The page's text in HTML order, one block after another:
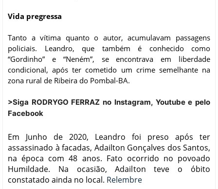
Vida pregressa
Tanto a vítima quanto o autor, acumulavam passagens
policiais. Leandro, que também é conhecido como
“Gordinho” e “Neném”, se encontrava em liberdade
condicional, após ter cometido um crime semelhante na
zona rural de Ribeira do Pombal-BA.
>Siga RODRYGO FERRAZ no Instagram, Youtube e pelo
Facebook
Em Junho de 2020, Leandro foi preso após ter
assassinado à facadas, Adailton Gonçalves dos Santos,
na época com 48 anos. Fato ocorrido no povoado
Humildade. Na ocasião, Adailton teve o óbito
constatado ainda no local. Relembre